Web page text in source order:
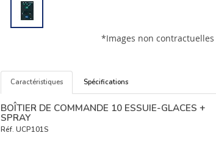
*Images non contractuelles
Caractéristiques Spécifications
BOÎTIER DE COMMANDE 10 ESSUIE-GLACES +
SPRAY
Réf. UCP101S